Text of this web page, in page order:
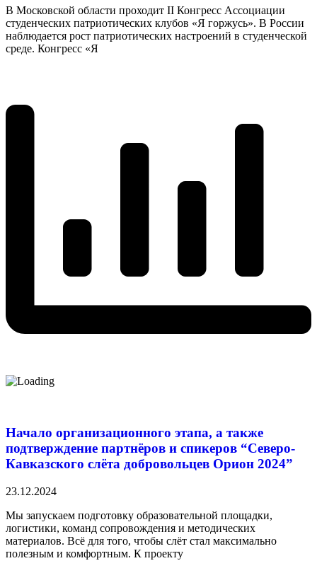
В Московской области проходит II Конгресс Ассоциации
студенческих патриотических клубов «Я горжусь». В России
наблюдается рост патриотических настроений в студенческой
среде. Конгресс «Я
Начало организационного этапа, а также
подтверждение партнёров и спикеров “Северо-
Кавказского слёта добровольцев Орион 2024”
23.12.2024
Мы запускаем подготовку образовательной площадки,
логистики, команд сопровождения и методических
материалов. Всё для того, чтобы слёт стал максимально
полезным и комфортным. К проекту